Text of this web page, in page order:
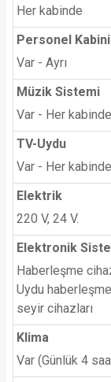
Her kabinde
Personel Kabini
Var - Ayrı
Müzik Sistemi
Var - Her
TV-Uydu
Var - Her
Elektrik
220 V, 24 V.
Elektronik
Haberleşme
Uydu
seyir cihazları
Klima
Var (Günlük 4